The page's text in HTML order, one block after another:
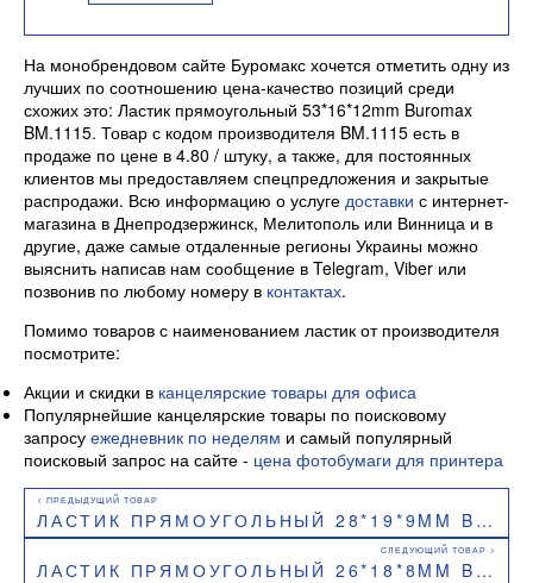
На монобрендовом сайте Буромакс хочется отметить одну из
лучших по соотношению цена-качество позиций среди
схожих это: Ластик прямоугольный 53*16*12mm Buromax
BM.1115. Товар с кодом производителя BM.1115 есть в
продаже по цене в 4.80 / штуку, а также, для постоянных
клиентов мы предоставляем спецпредложения и закрытые
распродажи. Всю информацию о услуге доставки с интернет-
магазина в Днепродзержинск, Мелитополь или Винница и в
другие, даже самые отдаленные регионы Украины можно
выяснить написав нам сообщение в Telegram, Viber или
позвонив по любому номеру в контактах.
Помимо товаров с наименованием ластик от производителя
посмотрите:
Акции и скидки в канцелярские товары для офиса
Популярнейшие канцелярские товары по поисковому
запросу ежедневник по неделям и самый популярный
поисковый запрос на сайте - цена фотобумаги для принтера
ЛАСТИК ПРЯМОУГОЛЬНЫЙ 28*19*9MM BUROMAX BM.1114
ЛАСТИК ПРЯМОУГОЛЬНЫЙ 26*18*8MM BUROMAX BM.1116